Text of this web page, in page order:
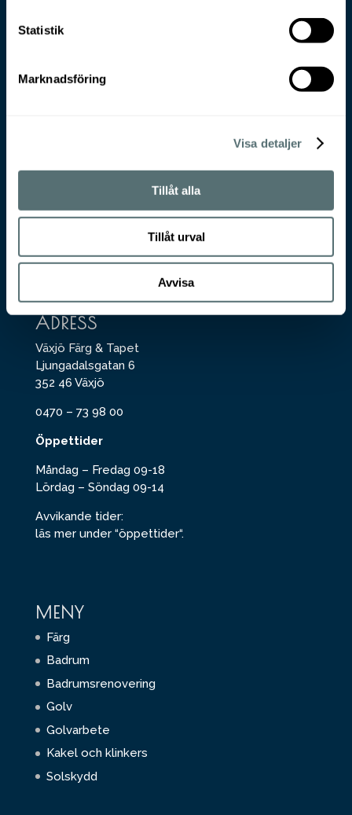
Statistik
Marknadsföring
Visa detaljer
Tillåt alla
Tillåt urval
Avvisa
För beställning eller produktfrågor, maila
För offerter på arbete inom måleri eller
ADRESS
Växjö Färg & Tapet
Ljungadalsgatan 6
352 46 Växjö
0470 – 73 98 00
Öppettider
Måndag – Fredag 09-18
Lördag – Söndag 09-14
Avvikande tider:
läs mer under “öppettider“.
MENY
Färg
Badrum
Badrumsrenovering
Golv
Golvarbete
Kakel och klinkers
Solskydd